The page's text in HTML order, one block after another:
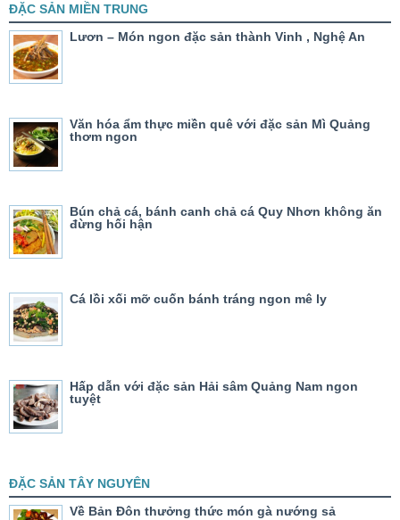
ĐẶC SẢN MIỀN TRUNG
Lươn – Món ngon đặc sản thành Vinh , Nghệ An
Văn hóa ẩm thực miền quê với đặc sản Mì Quảng
thơm ngon
Bún chả cá, bánh canh chả cá Quy Nhơn không ăn
đừng hối hận
Cá lồi xối mỡ cuốn bánh tráng ngon mê ly
Hấp dẫn với đặc sản Hải sâm Quảng Nam ngon
tuyệt
ĐẶC SẢN TÂY NGUYÊN
Về Bản Đôn thưởng thức món gà nướng sả